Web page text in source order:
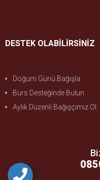
DESTEK OLABİLİRSİNİZ
Doğum Günü Bağışla
Burs Desteğinde Bulun
Aylık Düzenli Bağışçımız Ol